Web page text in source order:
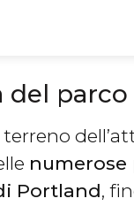
del parco
numerose
Portland,